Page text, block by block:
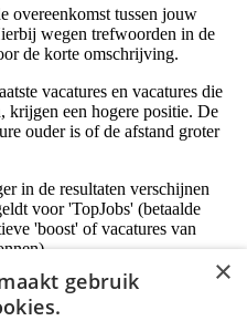
overeenkomst tussen jouw
wegen trefwoorden in de
de korte omschrijving.
vacatures en vacatures die
een hogere positie. De
ouder is of de afstand groter
in de resultaten verschijnen
voor 'TopJobs' (betaalde
'boost' of vacatures van
×
gebruik